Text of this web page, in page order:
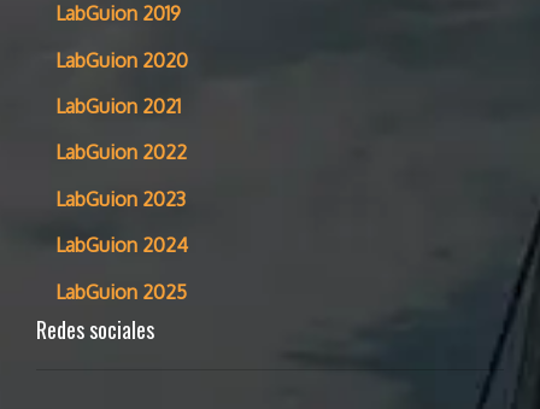
LabGuion 2019
LabGuion 2020
LabGuion 2021
LabGuion 2022
LabGuion 2023
LabGuion 2024
LabGuion 2025
Redes sociales